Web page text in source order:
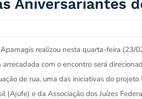
Aniversariantes
realizou nesta quarta-feira (23/
com o encontro será
de rua, uma das iniciativas do
(Ajufe) e da Associação dos Juízes